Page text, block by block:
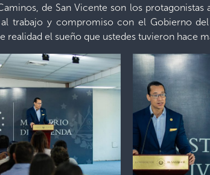
de San Vicente son los protagonistas
trabajo y compromiso con el Gobierno
realidad el sueño que ustedes tuvieron hace